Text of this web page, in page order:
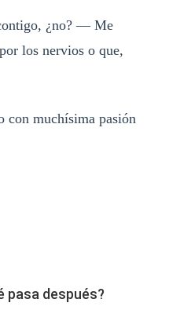
¿no? — Me
los nervios o que,
con muchísima pasión
pasa después?